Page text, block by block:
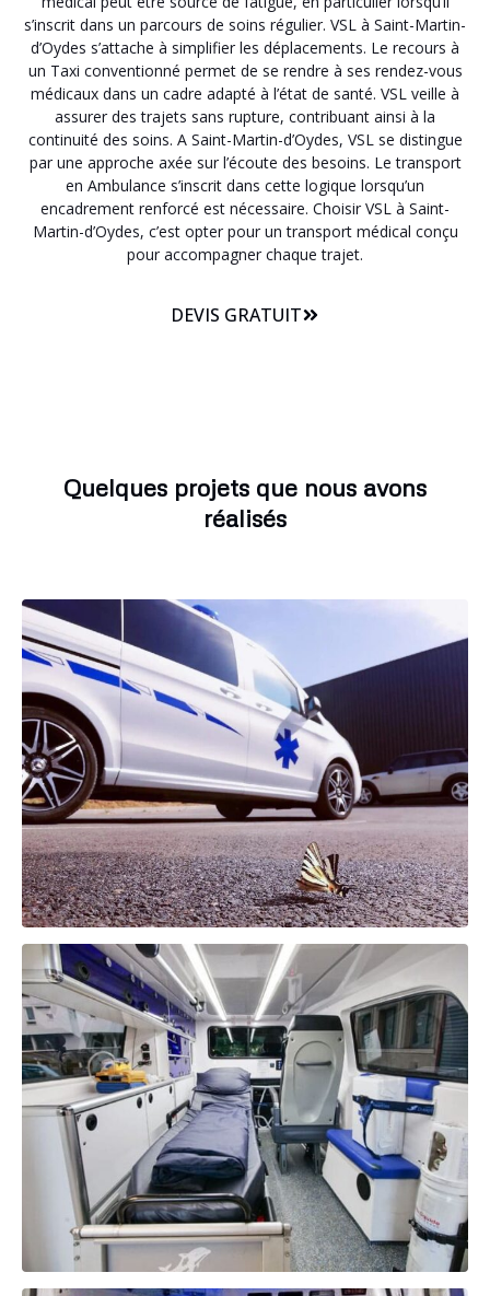
s’inscrit dans un parcours de soins régulier. VSL à Saint-Martin-
d’Oydes s’attache à simplifier les déplacements. Le recours à
un Taxi conventionné permet de se rendre à ses rendez-vous
médicaux dans un cadre adapté à l’état de santé. VSL veille à
assurer des trajets sans rupture, contribuant ainsi à la
continuité des soins. A Saint-Martin-d’Oydes, VSL se distingue
par une approche axée sur l’écoute des besoins. Le transport
en Ambulance s’inscrit dans cette logique lorsqu’un
encadrement renforcé est nécessaire. Choisir VSL à Saint-
Martin-d’Oydes, c’est opter pour un transport médical conçu
pour accompagner chaque trajet.
DEVIS GRATUIT
Quelques projets que nous avons
réalisés